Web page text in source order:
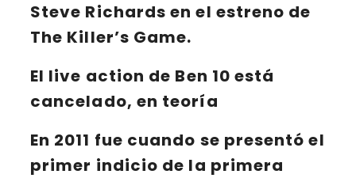
Steve Richards en el estreno de
The Killer’s Game.
El live action de Ben 10 está
cancelado, en teoría
En 2011 fue cuando se presentó el
primer indicio de la primera